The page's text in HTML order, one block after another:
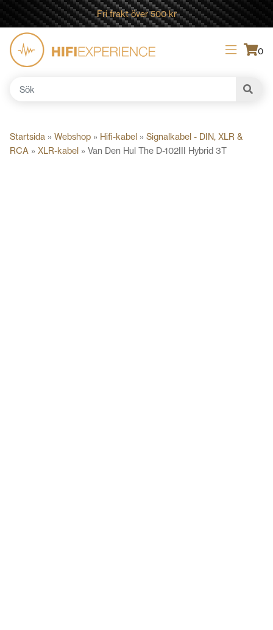
Fri frakt över 500 kr
0
Startsida » Webshop » Hifi-kabel » Signalkabel - DIN, XLR &
RCA » XLR-kabel » Van Den Hul The D-102III Hybrid 3T